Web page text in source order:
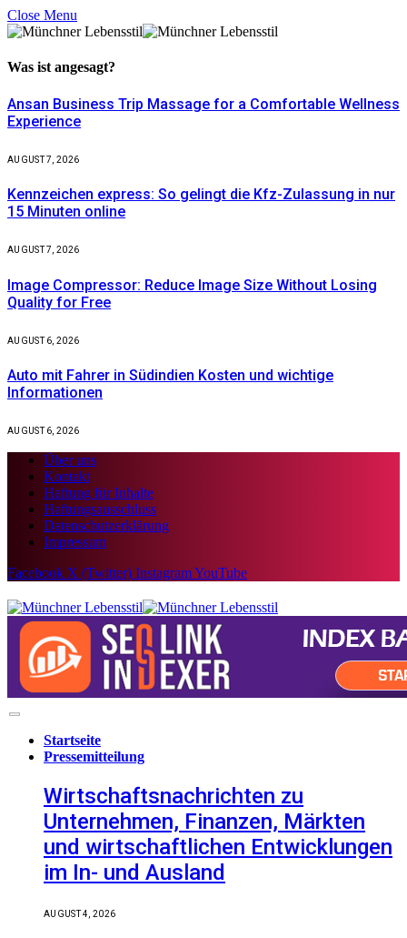
Close Menu
Was ist angesagt?
Ansan Business Trip Massage for a Comfortable Wellness
Experience
AUGUST 7, 2026
Kennzeichen express: So gelingt die Kfz-Zulassung in nur
15 Minuten online
AUGUST 7, 2026
Image Compressor: Reduce Image Size Without Losing
Quality for Free
AUGUST 6, 2026
Auto mit Fahrer in Südindien Kosten und wichtige
Informationen
AUGUST 6, 2026
Über uns
Kontakt
Haftung für Inhalte
Haftungsausschluss
Datenschutzerklärung
Impressum
Facebook X (Twitter) InstagramYouTube
Startseite
Pressemitteilung
Wirtschaftsnachrichten zu
Unternehmen, Finanzen, Märkten
und wirtschaftlichen Entwicklungen
im In- und Ausland
AUGUST 4, 2026